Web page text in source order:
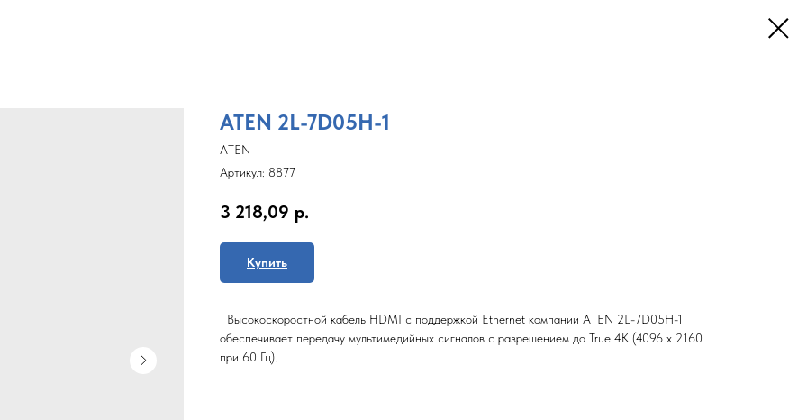
ATEN 2L-7D05H-1
ATEN
Артикул: 8877
3 218,09 р.
Купить
Высокоскоростной кабель HDMI с поддержкой Ethernet компании ATEN 2L-7D05H-1
обеспечивает передачу мультимедийных сигналов с разрешением до True 4K (4096 x 2160
при 60 Гц).